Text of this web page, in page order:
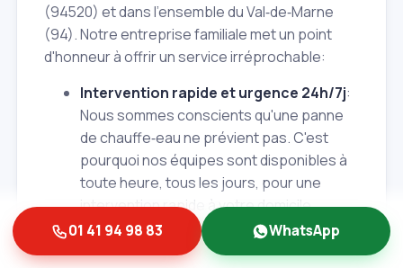
(94520) et dans l'ensemble du Val‑de‑Marne
(94). Notre entreprise familiale met un point
d'honneur à offrir un service irréprochable:
Intervention rapide et urgence 24h/7j:
Nous sommes conscients qu'une panne
de chauffe‑eau ne prévient pas. C'est
pourquoi nos équipes sont disponibles à
toute heure, tous les jours, pour une
intervention rapide à votre domicile.
Expertise reconnue
: Nos plombiers sont
des professionnels qualifiés et
01 41 94 98 83 WhatsApp